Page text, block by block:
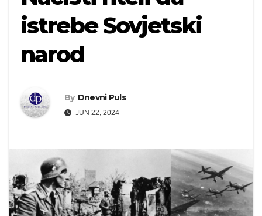
istrebe Sovjetski
narod
By Dnevni Puls
JUN 22, 2024